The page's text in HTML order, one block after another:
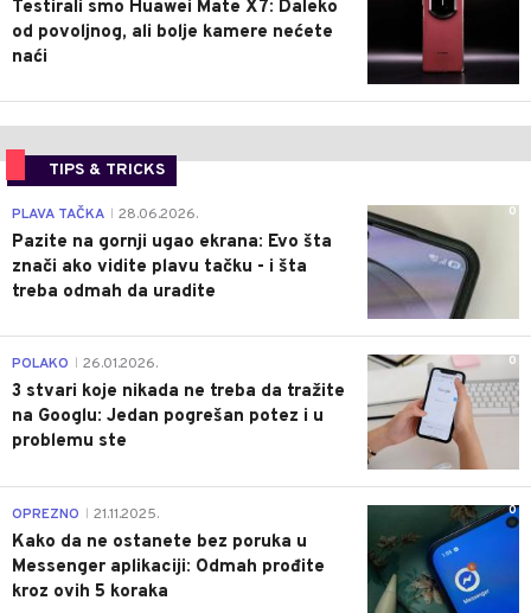
Testirali smo Huawei Mate X7: Daleko
od povoljnog, ali bolje kamere nećete
naći
TIPS & TRICKS
0
PLAVA TAČKA 28.06.2026.
Pazite na gornji ugao ekrana: Evo šta
znači ako vidite plavu tačku - i šta
treba odmah da uradite
0
POLAKO 26.01.2026.
3 stvari koje nikada ne treba da tražite
na Googlu: Jedan pogrešan potez i u
problemu ste
0
OPREZNO 21.11.2025.
Kako da ne ostanete bez poruka u
Messenger aplikaciji: Odmah prođite
kroz ovih 5 koraka